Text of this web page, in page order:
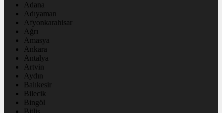
Adana
Adıyaman
Afyonkarahisar
Ağrı
Amasya
Ankara
Antalya
Artvin
Aydın
Balıkesir
Bilecik
Bingöl
Bitlis